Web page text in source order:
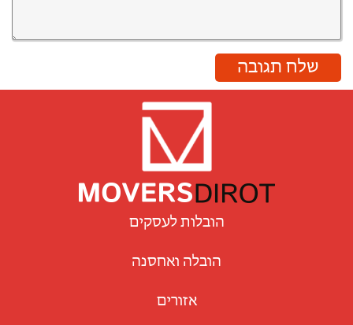
שלח תגובה
הובלות לעסקים
הובלה ואחסנה
אזורים